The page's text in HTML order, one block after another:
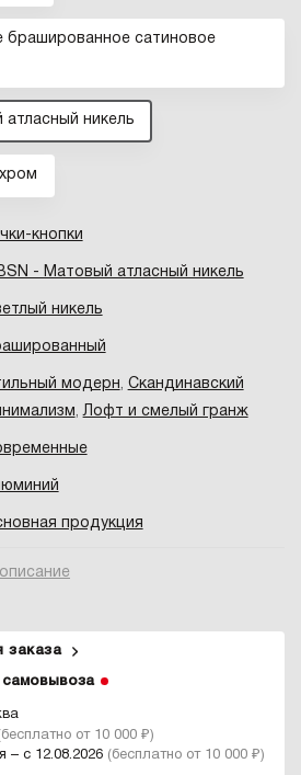
брашированное сатиновое
никель
кнопки
- Матовый атласный никель
никель
модерн, Скандинавский
,Лофт и смелый гранж
продукция
заказа
самовывоза
от 10 000 ₽)
– с 12.08.2026 (бесплатно от 10 000 ₽)